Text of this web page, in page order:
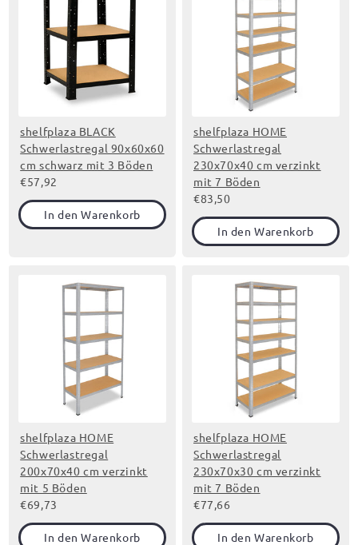
shelfplaza BLACK
Schwerlastregal 90x60x60
cm schwarz mit 3 Böden
€57,92
In den Warenkorb
shelfplaza HOME
Schwerlastregal
230x70x40 cm verzinkt
mit 7 Böden
€83,50
In den Warenkorb
shelfplaza HOME
Schwerlastregal
200x70x40 cm verzinkt
mit 5 Böden
€69,73
In den Warenkorb
shelfplaza HOME
Schwerlastregal
230x70x30 cm verzinkt
mit 7 Böden
€77,66
In den Warenkorb